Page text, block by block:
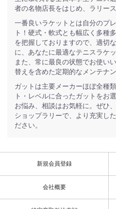
者の名物店長をはじめ、ラリー
一番良いラケットとは自分のプ
ト！硬式・軟式とも幅広く多種
を把握しておりますので、適切
に、あなたに最適なテニスラケ
また、常に最良の状態でお使い
替えを含めた定期的なメンテナ
ガットは主要メーカーほぼ全種
ト・レベルに合ったガットをお
お悩み、相談はお気軽に。ぜひ
ショップラリーで、より充実し
ださい。
新規会員登録
会社概要